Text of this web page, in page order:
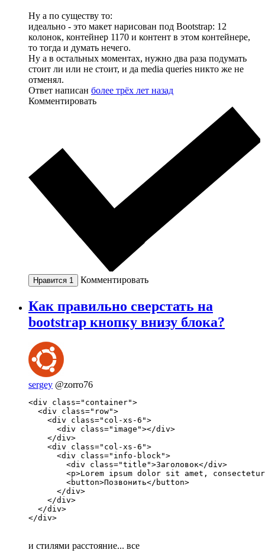
Ну а по существу то:
идеально - это макет нарисован под Bootstrap: 12
колонок, контейнер 1170 и контент в этом контейнере,
то тогда и думать нечего.
Ну а в остальных моментах, нужно два раза подумать
стоит ли или не стоит, и да media queries никто же не
отменял.
Ответ написан более трёх лет назад
Комментировать
Нравится 1 Комментировать
Как правильно сверстать на
bootstrap кнопку внизу блока?
sergey @zorro76
<div class="container">
  <div class="row">
    <div class="col-xs-6">
      <div class="image"></div>
    </div>
    <div class="col-xs-6">
      <div class="info-block">
        <div class="title">Заголовок</div>
<p>Lorem ipsum dolor sit amet,
        <button>Позвонить</button>
      </div>
    </div>
  </div>
</div>
и стилями расстояние... все